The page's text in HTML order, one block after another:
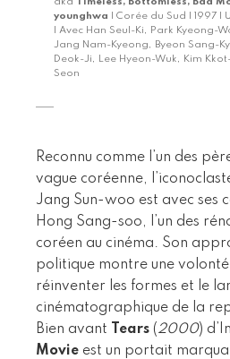
younghwa | Corée du Sud | 1997 |
| Avec Han Seul-Ki, Park Kyeong-
Jang Nam-Kyeong, Byeon Sang-
Deok-Ji, Lee Hyeon-Wuk, Kim
Seon
Reconnu comme l’un des
vague coréenne,
Jang Sun-woo est avec ses
Hong Sang-soo, l’un des
coréen au cinéma. Son
politique montre une
réinventer les formes et le
cinématographique de la
Bien avant
Tears (2000)
Movie est un portait